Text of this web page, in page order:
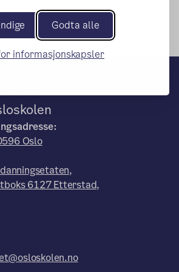
Godta alle
informasjonskapsler
Oslo
6127 Etterstad,